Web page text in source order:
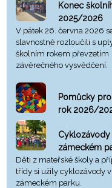
Konec
2025/2026
V pátek 26. června 2026
slavnostně rozloučili s
školním rokem převzetím
závěrečného vysvědčení.
Pomůcky
rok 2026/
Cyklozávody
zámeckém
Děti z mateřské školy a
třídy si užily cyklozávody v
zámeckém parku.